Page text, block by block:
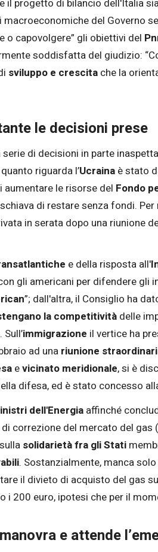
il progetto di bilancio dell'Italia
del Governo
o capovolgere” gli obiettivi del
soddisfatta del giudizio:
sviluppo e crescita che la
le decisioni prese
di decisioni in parte
riguarda l’Ucraina è stato
le risorse del Fondo
di restare senza fondi.
in serata dopo una riunione
e della risposta all'
gli americani per difendere gli
”; dall'altra, il Consiglio ha
la competitività delle
. Sull’immigrazione il vertice ha
ad una riunione
evicinato meridionale, si è
difesa, ed è stato concesso
dell'Energiaaffinché
correzione del mercato del gas
solidarietà fra gli Stati
. Sostanzialmente, manca
il divieto di acquisto del gas
i 200 euro, ipotesi che per il
e attende